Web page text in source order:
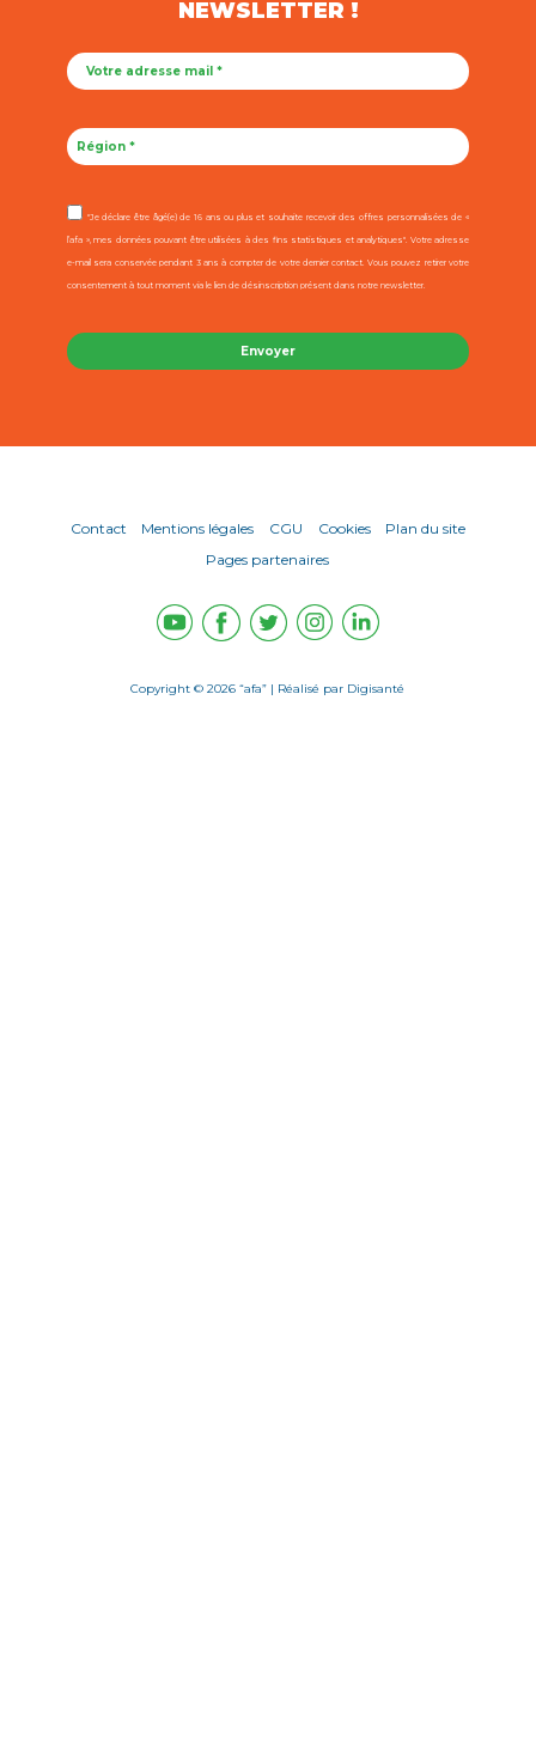
NEWSLETTER !
"Je déclare être âgé(e) de 16 ans ou plus et souhaite recevoir des offres personnalisées de «
l’afa », mes données pouvant être utilisées à des fins statistiques et analytiques". Votre adresse
e-mail sera conservée pendant 3 ans à compter de votre dernier contact. Vous pouvez retirer votre
consentement à tout moment via le lien de désinscription présent dans notre newsletter.
Contact Mentions légales CGU Cookies
Plan du site
Pages partenaires
Copyright © 2026 “afa” | Réalisé par Digisanté